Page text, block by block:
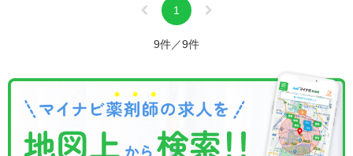
1
9件／9件